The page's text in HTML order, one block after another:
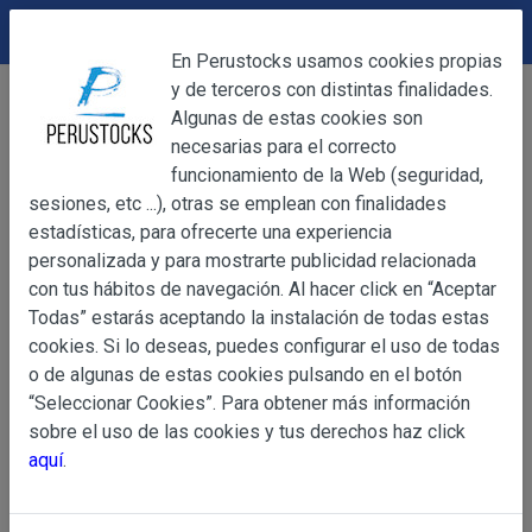
Productos Frescos
Embutidos
Chorizo Sabrocito 14cm
OBJETO
Información
Básica
sobre
de Datos
OBJETO
Las presentes Condiciones Generales regulan la
web www.perustocks.es, del que es titular ALBERT
YACARINE (en adelante, PERUSTOCKS).
La adquisición de cualesquiera de los productos
DEVOLUCIONES
En Perustocks usamos cookies propias
y de terceros con distintas finalidades.
Algunas de estas cookies son
necesarias para el correcto
funcionamiento de la Web (seguridad,
sesiones, etc ...), otras se emplean con finalidades
estadísticas, para ofrecerte una experiencia
personalizada y para mostrarte publicidad relacionada
con tus hábitos de navegación. Al hacer click en “Aceptar
Todas” estarás aceptando la instalación de todas estas
cookies. Si lo deseas, puedes configurar el uso de todas
o de algunas de estas cookies pulsando en el botón
“Seleccionar Cookies”. Para obtener más información
sobre el uso de las cookies y tus derechos haz click
aquí.